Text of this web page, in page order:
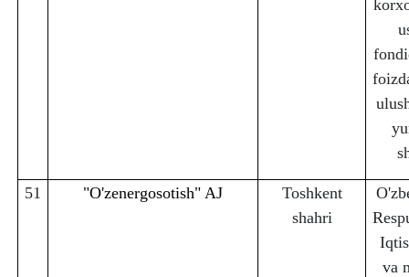
51 "O'zenergosotish" AJ
Toshkent
shahri
va